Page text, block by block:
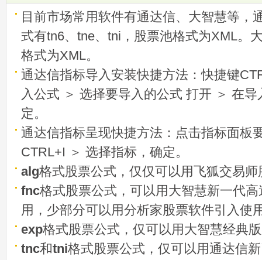
目前市场常用软件有通达信、大智慧等，
式有tn6、tne、tni，股票池格式为XML。
格式为XML。
通达信指标导入安装快捷方法：快捷键
入公式 ＞ 选择要导入的公式 打开 ＞ 在
定。
通达信指标呈现快捷方法：点击指标面板
CTRL+I ＞ 选择指标，确定。
alg格式股票公式，仅仅可以用飞狐交易
fnc格式股票公式，可以用大智慧新一代
用，少部分可以用分析家股票软件引入使
exp格式股票公式，仅可以用大智慧经典
tnc和tni格式股票公式，仅可以用通达信